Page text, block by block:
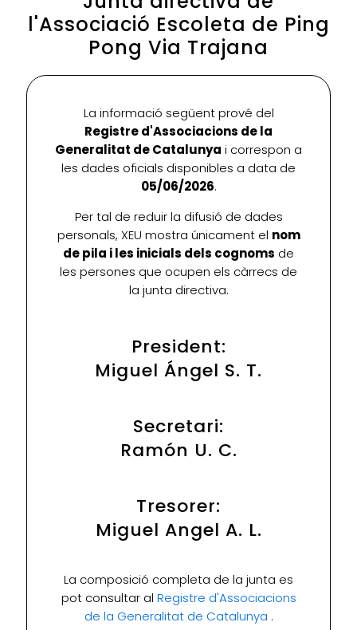
l'Associació Escoleta de Ping
Pong Via Trajana
La informació següent prové del
Registre d'Associacions de la
Generalitat de Catalunya i correspon a
les dades oficials disponibles a data de
05/06/2026.
Per tal de reduir la difusió de dades
personals, XEU mostra únicament el nom
de pila i les inicials dels cognoms de
les persones que ocupen els càrrecs de
la junta directiva.
President:
Miguel Ángel S. T.
Secretari:
Ramón U. C.
Tresorer:
Miguel Angel A. L.
La composició completa de la junta es
pot consultar al Registre d'Associacions
de la Generalitat de Catalunya .